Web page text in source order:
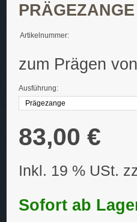
Artikelnummer:
zum Prägen
Ausführung:
83,00 €
Inkl. 19 % USt.
Sofort ab